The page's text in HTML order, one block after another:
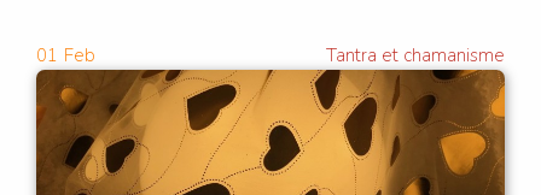
01 Feb Tantra et chamanisme